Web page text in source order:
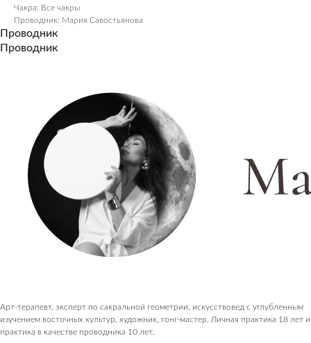
Чакра: Все чакры
Проводник: Мария Савостьянова
Проводник
Проводник
Арт-терапевт, эксперт по сакральной геометрии, искусствовед с углубленным
изучением восточных культур, художник, гонг-мастер. Личная практика 18 лет и
практика в качестве проводника 10 лет.
ПОСЕТИТЕЛЯМ
ПАРТНЕРАМ
Магазин
Публичная оферта
О нас пишут